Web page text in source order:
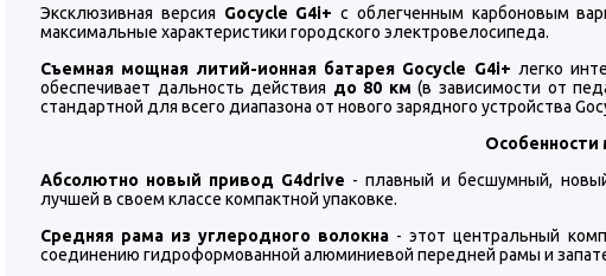
Эксклюзивная версия Gocycle G4i+ с облегченным карбоновым
максимальные характеристики городского электровелосипеда.
Съемная мощная литий-ионная батарея Gocycle G4i+ легко
обеспечивает дальность действия до 80 км (в зависимости от
стандартной для всего диапазона от нового зарядного устройства
Особенности
Абсолютно новый привод G4drive - плавный и бесшумный,
лучшей в своем классе компактной упаковке.
Средняя рама из углеродного волокна - этот центральный
соединению гидроформованной алюминиевой передней рамы и